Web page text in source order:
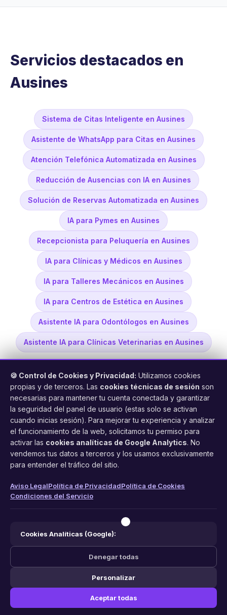
Servicios destacados en
Ausines
Sistema de Citas Inteligente en Ausines
Asistente de WhatsApp para Citas en Ausines
Atención Telefónica Automatizada en Ausines
Reducción de Ausencias con IA en Ausines
Solución de Reservas Automatizada en Ausines
IA para Pymes en Ausines
Recepcionista para Peluquería en Ausines
IA para Clínicas y Médicos en Ausines
IA para Talleres Mecánicos en Ausines
IA para Centros de Estética en Ausines
Asistente IA para Odontólogos en Ausines
Asistente IA para Clínicas Veterinarias en Ausines
FacilCita
Asistente inteligente de citas por teléfono y WhatsApp.
Gestión profesional de agenda con IA para tu negocio.
Funciones
Aviso Legal
© 2026 FacilCita — Un servicio dePC64 Servicios Informaticos.
Hecho con ❤️ en España.
🍪 Control de Cookies y Privacidad: Utilizamos cookies
propias y de terceros. Las cookies técnicas de sesión son
necesarias para mantener tu cuenta conectada y garantizar
la seguridad del panel de usuario (estas solo se activan
cuando inicias sesión). Para mejorar tu experiencia y analizar
el funcionamiento de la web, solicitamos tu permiso para
activar las cookies analíticas de Google Analytics. No
vendemos tus datos a terceros y los usamos exclusivamente
para entender el tráfico del sitio.
Aviso LegalPolítica de PrivacidadPolítica de Cookies
Condiciones del Servicio
Cookies Analíticas (Google):
Denegar todas
Personalizar
Aceptar todas